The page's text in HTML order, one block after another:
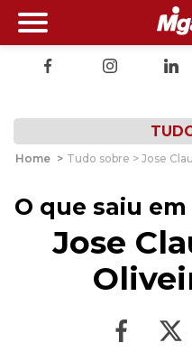
Home > Tudo sobre > Jose
O que saiu
Jose